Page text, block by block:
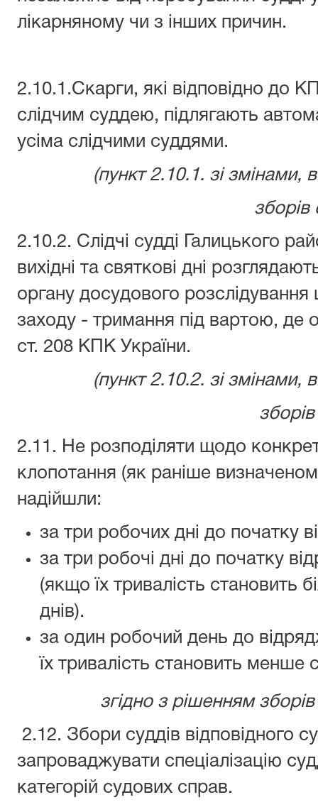
лікарняному чи з інших причин.
2.10.1.Скарги, які відповідно до
слідчим суддею, підлягають
усіма слідчими суддями.
(пункт 2.10.1. зі змінами,
зборів
2.10.2. Слідчі судді Галицького
вихідні та святкові дні
органу досудового
заходу - тримання під вартою, де
ст. 208 КПК України.
(пункт 2.10.2. зі змінами,
2.11. Не розподіляти щодо
клопотання (як раніше
надійшли:
за три робочих дні до початку
за три робочі дні до початку
(якщо їх тривалість становить
днів).
за один робочий день до
їх тривалість становить менше
згідно з рішенням
2.12. Збори суддів відповідного
запроваджувати спеціалізацію
категорій судових справ.